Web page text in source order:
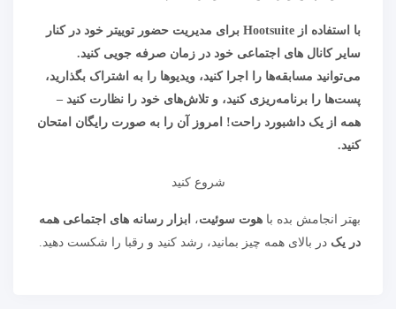
با استفاده از Hootsuite برای مدیریت حضور توییتر خود در کنار
سایر کانال های اجتماعی خود در زمان صرفه جویی کنید.
می‌توانید مسابقه‌ها را اجرا کنید، ویدیوها را به اشتراک بگذارید،
پست‌ها را برنامه‌ریزی کنید، و تلاش‌های خود را نظارت کنید –
همه از یک داشبورد راحت! امروز آن را به صورت رایگان امتحان
کنید.
شروع کنید
بهتر انجامش بده با هوت سوئیت، ابزار رسانه های اجتماعی همه
در یک در بالای همه چیز بمانید، رشد کنید و رقبا را شکست دهید.